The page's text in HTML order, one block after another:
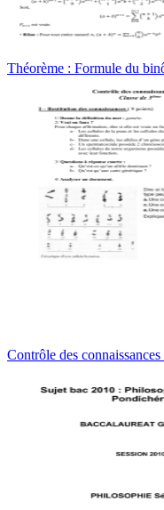
Théorème : Formule du
Contrôle des connaissances